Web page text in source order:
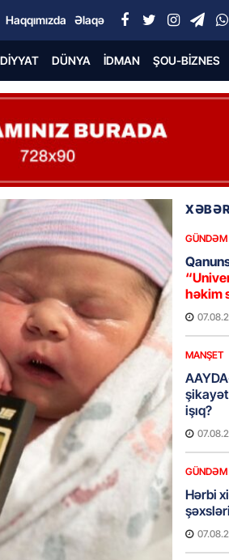
Haqqımızda Əlaqə
DÜNYA İDMAN ŞOU-BIZNES
GÜNDƏM
həkim
MANŞET
şikayət
işıq?
GÜNDƏM
Hərbi